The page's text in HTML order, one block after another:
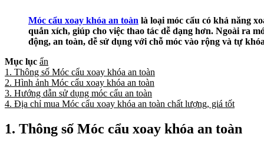
Móc cẩu xoay khóa an toàn là loại móc cẩu có khả năng
quắn xích, giúp cho việc thao tác dễ dạng hơn. Ngoài ra
động, an toàn, dễ sử dụng với chỗ móc vào rộng và tự
Mục lục ẩn
1. Thông số Móc cẩu xoay khóa an toàn
2. Hình ảnh Móc cẩu xoay khóa an toàn
3. Hướng dẫn sử dụng móc cẩu an toàn
4. Địa chỉ mua Móc cẩu xoay khóa an toàn chất lượng, giá tốt
1. Thông số Móc cẩu xoay khóa an toàn